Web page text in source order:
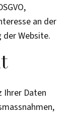
an der
Website.
Ihrer Daten